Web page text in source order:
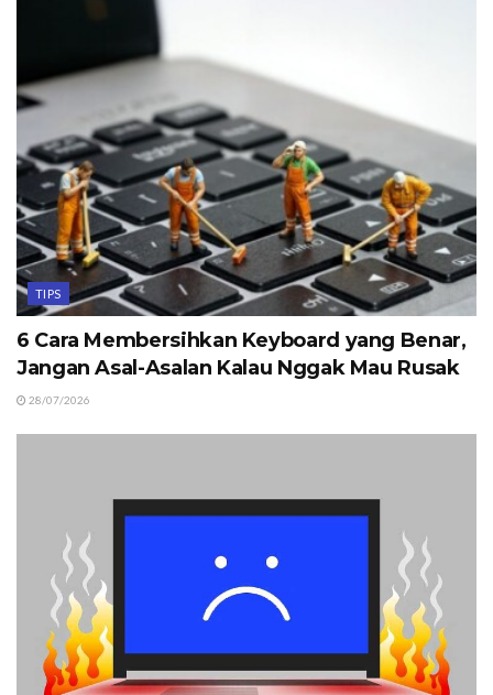
TIPS
6 Cara Membersihkan Keyboard yang Benar,
Jangan Asal-Asalan Kalau Nggak Mau Rusak
28/07/2026